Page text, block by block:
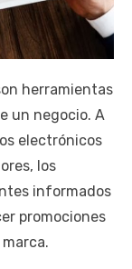
herramientas
un negocio. A
electrónicos
los
informados
promociones